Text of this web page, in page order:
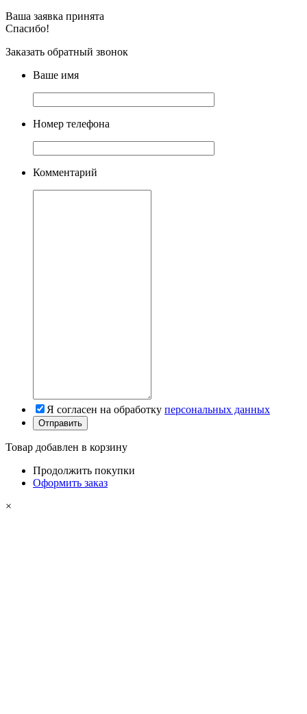
Ваша заявка принята
Спасибо!
Заказать обратный звонок
Ваше имя
Номер телефона
Комментарий
Я согласен на обработку персональных данных
Товар добавлен в корзину
Продолжить покупки
Оформить заказ
×